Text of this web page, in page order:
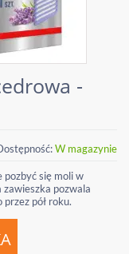
-
W magazynie
pozbyć się moli w
zawieszka pozwala
pół roku.